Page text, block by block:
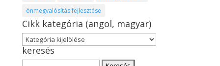
önmegvalósítás fejlesztése
Cikk kategória (angol, magyar)
Cikk
kategória
(angol,
keresés